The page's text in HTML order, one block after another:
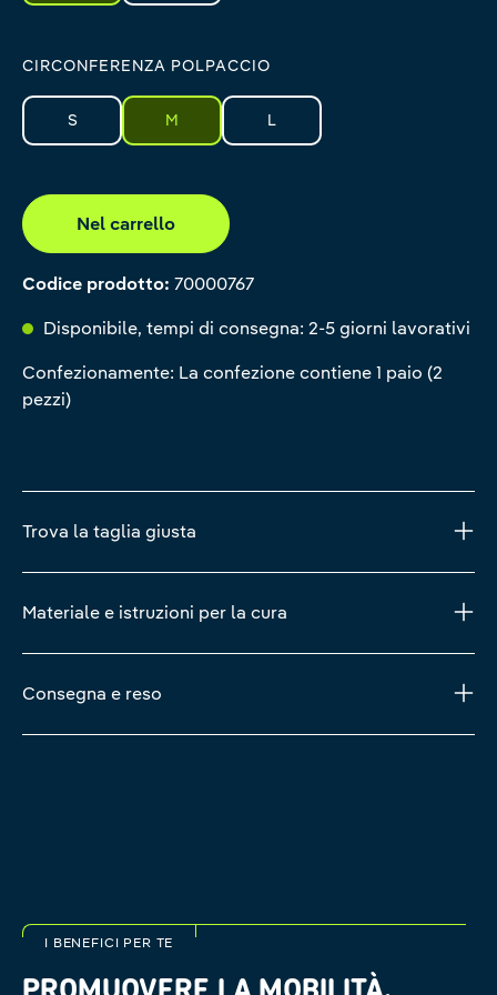
CIRCONFERENZA POLPACCIO
S M L
Nel carrello
Codice prodotto: 70000767
Disponibile, tempi di consegna: 2-5 giorni lavorativi
Confezionamente: La confezione contiene 1 paio (2
pezzi)
Trova la taglia giusta
Materiale e istruzioni per la cura
Consegna e reso
I BENEFICI PER TE
PROMUOVERE LA MOBILITÀ.